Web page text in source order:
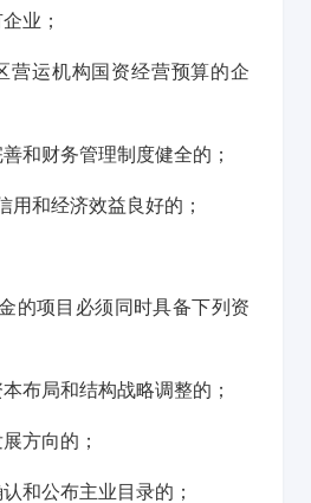
业；
营运机构国资经营预算的企
和财务管理制度健全的；
用和经济效益良好的；
的项目必须同时具备下列资
布局和结构战略调整的；
方向的；
和公布主业目录的；